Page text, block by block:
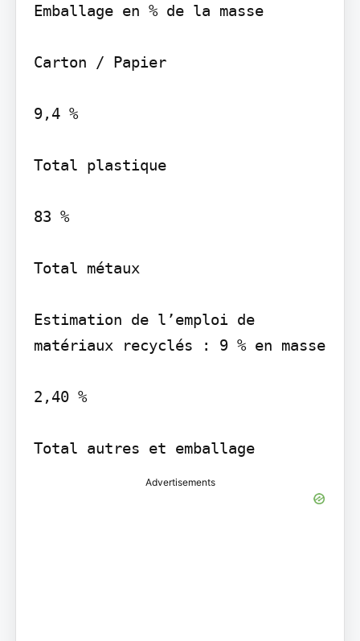
Emballage en % de la masse
Carton / Papier
9,4 %
Total plastique
83 %
Total métaux
Estimation de l’emploi de
matériaux recyclés : 9 % en masse
2,40 %
Total autres et emballage
Advertisements